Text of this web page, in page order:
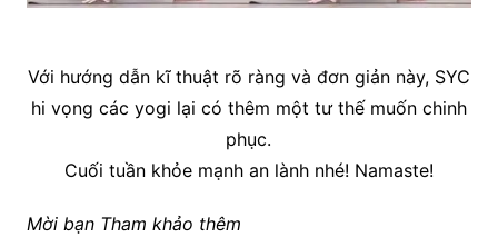
Với hướng dẫn kĩ thuật rõ ràng và đơn giản này, SYC
hi vọng các yogi lại có thêm một tư thế muốn chinh
phục.
Cuối tuần khỏe mạnh an lành nhé! Namaste!
Mời bạn Tham khảo thêm